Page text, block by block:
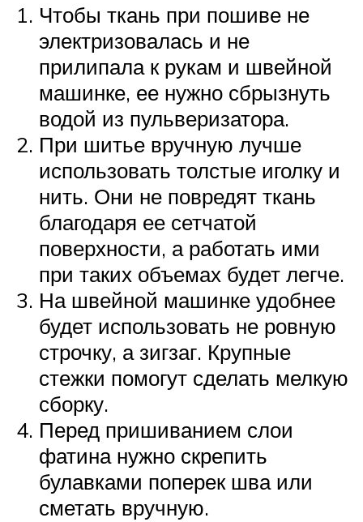
Чтобы ткань при пошиве не
электризовалась и не
прилипала к рукам и швейной
машинке, ее нужно сбрызнуть
водой из пульверизатора.
При шитье вручную лучше
использовать толстые иголку и
нить. Они не повредят ткань
благодаря ее сетчатой
поверхности, а работать ими
при таких объемах будет легче.
На швейной машинке удобнее
будет использовать не ровную
строчку, а зигзаг. Крупные
стежки помогут сделать мелкую
сборку.
Перед пришиванием слои
фатина нужно скрепить
булавками поперек шва или
сметать вручную.